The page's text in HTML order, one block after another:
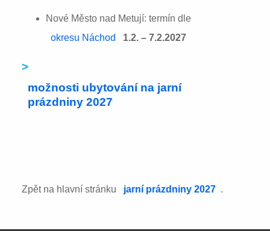
Nové Město nad Metují: termín dle
okresu Náchod
1.2. – 7.2.2027
>
možnosti ubytování na jarní
prázdniny 2027
Zpět na hlavní stránku jarní prázdniny 2027 .